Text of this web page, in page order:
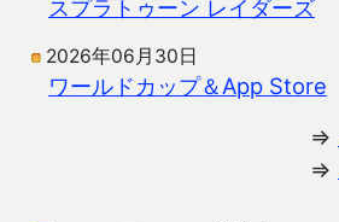
スプラトゥーン レイダーズ
2026年06月30日
ワールドカップ＆App Store
⇒
⇒